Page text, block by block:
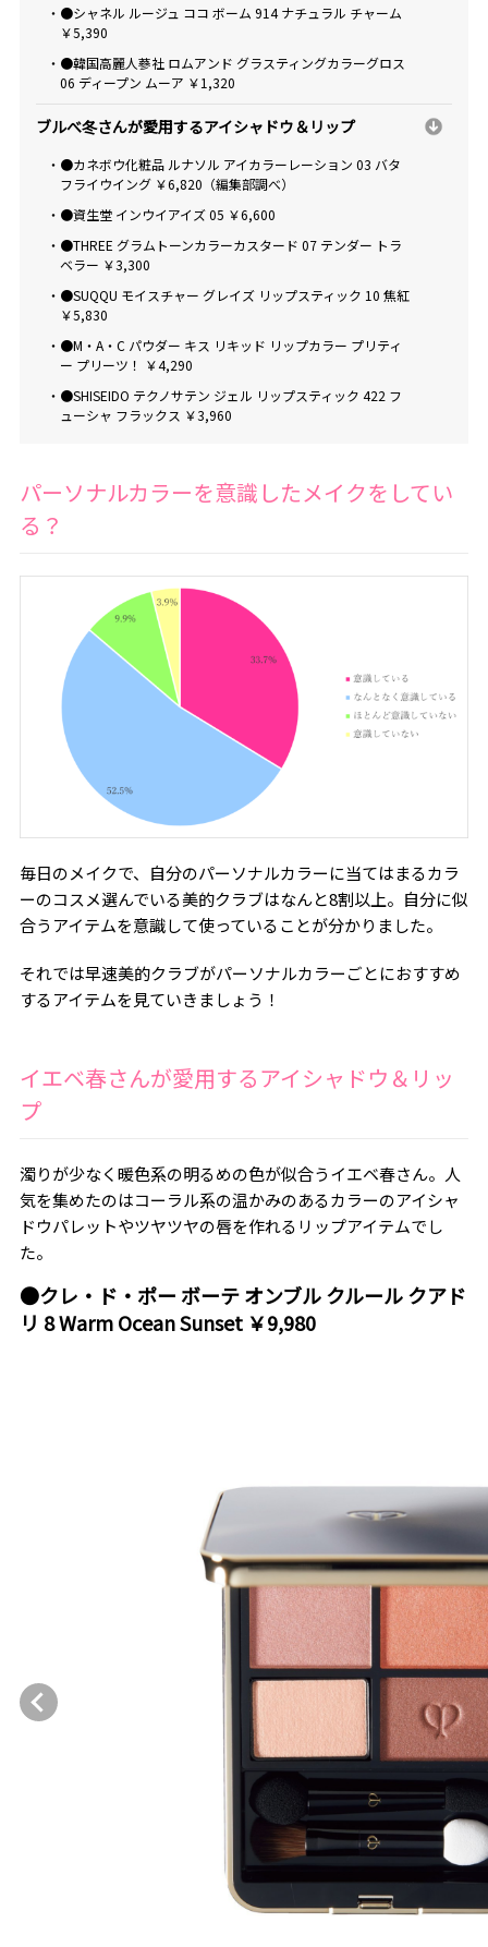
・●シャネル ルージュ ココ ボーム 914 ナチュラル チャーム
￥5,390
・●韓国高麗人蔘社 ロムアンド グラスティングカラーグロス
06 ディープン ムーア ￥1,320
ブルべ冬さんが愛用するアイシャドウ＆リップ
・●カネボウ化粧品 ルナソル アイカラーレーション 03 バタ
フライウイング ￥6,820（編集部調べ）
・●資生堂 インウイアイズ 05 ￥6,600
・●THREE グラムトーンカラーカスタード 07 テンダー トラ
ベラー ￥3,300
・●SUQQU モイスチャー グレイズ リップスティック 10 焦紅
￥5,830
・●M・A・C パウダー キス リキッド リップカラー プリティ
ー プリーツ！ ￥4,290
・●SHISEIDO テクノサテン ジェル リップスティック 422 フ
ューシャ フラックス ￥3,960
パーソナルカラーを意識したメイクをしてい
る？
毎日のメイクで、自分のパーソナルカラーに当てはまるカラ
ーのコスメ選んでいる美的クラブはなんと8割以上。自分に似
合うアイテムを意識して使っていることが分かりました。
それでは早速美的クラブがパーソナルカラーごとにおすすめ
するアイテムを見ていきましょう！
イエベ春さんが愛用するアイシャドウ＆リッ
プ
濁りが少なく暖色系の明るめの色が似合うイエベ春さん。人
気を集めたのはコーラル系の温かみのあるカラーのアイシャ
ドウパレットやツヤツヤの唇を作れるリップアイテムでし
た。
●クレ・ド・ポー ボーテ オンブル クルール クアド
リ 8 Warm Ocean Sunset ￥9,980